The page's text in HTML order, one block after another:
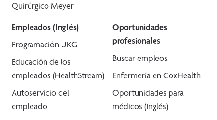
Quirúrgico Meyer
Empleados (Inglés)
Programación UKG
Educación de los
empleados (HealthStream)
Autoservicio del
empleado
Oportunidades
profesionales
Buscar empleos
Enfermería en CoxHealth
Oportunidades para
médicos (Inglés)